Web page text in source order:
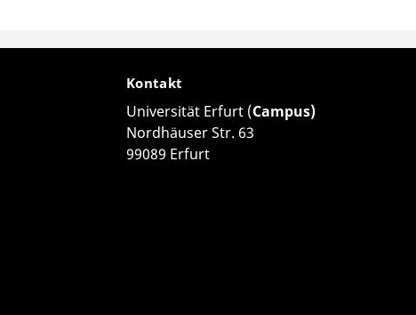
Kontakt
Universität Erfurt (Campus)
Nordhäuser Str. 63
99089 Erfurt